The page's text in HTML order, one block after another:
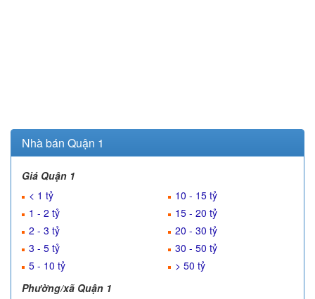
Nhà bán Quận 1
Giá Quận 1
< 1 tỷ
1 - 2 tỷ
2 - 3 tỷ
3 - 5 tỷ
5 - 10 tỷ
10 - 15 tỷ
15 - 20 tỷ
20 - 30 tỷ
30 - 50 tỷ
> 50 tỷ
Phường/xã Quận 1